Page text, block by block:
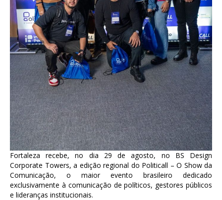
Fortaleza recebe, no dia 29 de agosto, no BS Design
Corporate Towers, a edição regional do Politicall – O Show da
Comunicação, o maior evento brasileiro dedicado
exclusivamente à comunicação de políticos, gestores públicos
e lideranças institucionais.